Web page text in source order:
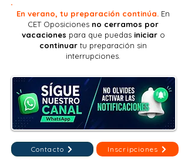
En verano, tu preparación continúa. En
CET Oposiciones no cerramos por
vacaciones para que puedas iniciar o
continuar tu preparación sin
interrupciones.
Contacto
Inscripciones